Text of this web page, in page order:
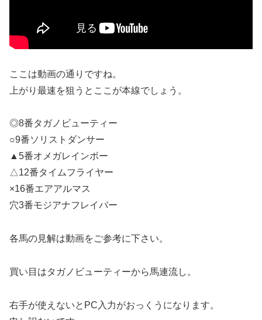
ここは動画の通りですね。
上がり最速を狙うとここが本線でしょう。
◎8番タガノビューティー
○9番ソリストダンサー
▲5番オメガレインボー
△12番タイムフライヤー
×16番エアアルマス
穴3番モジアナフレイバー
各馬の見解は動画をご参考に下さい。
買い目はタガノビューティーから馬連流し。
右手が使えないとPC入力がおっくうになります。